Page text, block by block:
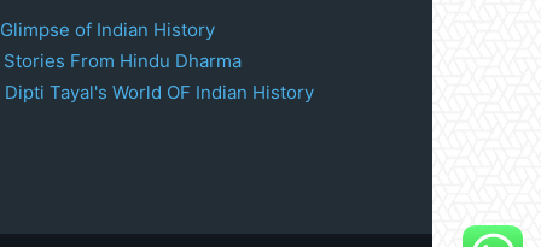
Glimpse of Indian History
Stories From Hindu Dharma
Dipti Tayal's World OF Indian History